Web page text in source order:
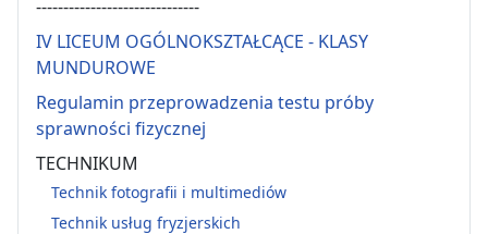
------------------------------
IV LICEUM OGÓLNOKSZTAŁCĄCE - KLASY
MUNDUROWE
Regulamin przeprowadzenia testu próby
sprawności fizycznej
TECHNIKUM
Technik fotografii i multimediów
Technik usług fryzjerskich